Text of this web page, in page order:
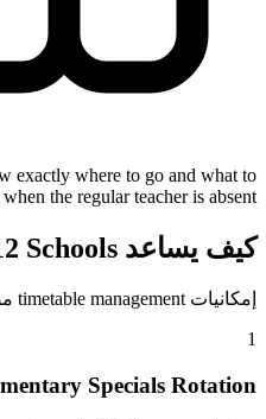
exactly where to go and what to
when the regular teacher is absent
كيف يساعد OpenEduCat K-12 Schools
إمكانيات timetable management مصممة خصيصاً لـk-12 schools.
1
Specials Rotation